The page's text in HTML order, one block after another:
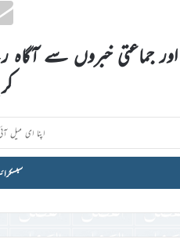
جماعتی خبروں سے